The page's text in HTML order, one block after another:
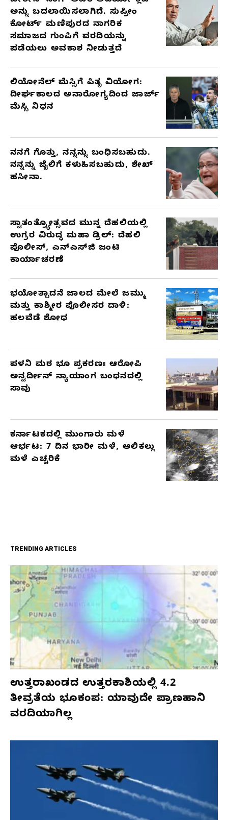
ಅನ್ನು ಬದಲಾಯಿಸಲಾಗಿದೆ. ಸುಪ್ರೀಂ
ಕೋರ್ಟ್ ಮಣಿಪುರದ ನಾಗರಿಕ
ಸಮಾಜದ ಗುಂಪಿಗೆ ವರದಿಯನ್ನು
ಪಡೆಯಲು ಅವಕಾಶ ನೀಡುತ್ತದೆ
ಲಿಯೋನೆಲ್ ಮೆಸ್ಸಿಗೆ ಪಿತೃ ವಿಯೋಗ:
ದೀರ್ಘಕಾಲದ ಅನಾರೋಗ್ಯದಿಂದ ಜಾರ್ಜ್
ಮೆಸ್ಸಿ ನಿಧನ
ನನಗೆ ಗೊತ್ತು, ನನ್ನನ್ನು ಬಂಧಿಸಬಹುದು.
ನನ್ನನ್ನು ಜೈಲಿಗೆ ಕಳುಹಿಸಬಹುದು, ಶೇಖ್
ಹಸೀನಾ.
ಸ್ವಾತಂತ್ರ್ಯೋತ್ಸವದ ಮುನ್ನ ದೆಹಲಿಯಲ್ಲಿ
ಉಗ್ರರ ವಿರುದ್ಧ ಮಹಾ ಡ್ರಿಲ್: ದೆಹಲಿ
ಪೊಲೀಸ್, ಎನ್‌ಎಸ್‌ಜಿ ಜಂಟಿ
ಕಾರ್ಯಾಚರಣೆ
ಭಯೋತ್ಪಾದನೆ ಜಾಲದ ಮೇಲೆ ಜಮ್ಮು
ಮತ್ತು ಕಾಶ್ಮೀರ ಪೊಲೀಸರ ದಾಳಿ:
ಹಲವೆಡೆ ಶೋಧ
ಪಳನಿ ಮಠ ಭೂ ಪ್ರಕರಣಃ ಆರೋಪಿ
ಅನ್ವರ್ದೀನ್ ನ್ಯಾಯಾಂಗ ಬಂಧನದಲ್ಲಿ
ಸಾವು
ಕರ್ನಾಟಕದಲ್ಲಿ ಮುಂಗಾರು ಮಳೆ
ಆರ್ಭಟ: 7 ದಿನ ಭಾರೀ ಮಳೆ, ಆಲಿಕಲ್ಲು
ಮಳೆ ಎಚ್ಚರಿಕೆ
TRENDING ARTICLES
ಉತ್ತರಾಖಂಡದ ಉತ್ತರಕಾಶಿಯಲ್ಲಿ 4.2
ತೀವ್ರತೆಯ ಭೂಕಂಪ: ಯಾವುದೇ ಪ್ರಾಣಹಾನಿ
ವರದಿಯಾಗಿಲ್ಲ